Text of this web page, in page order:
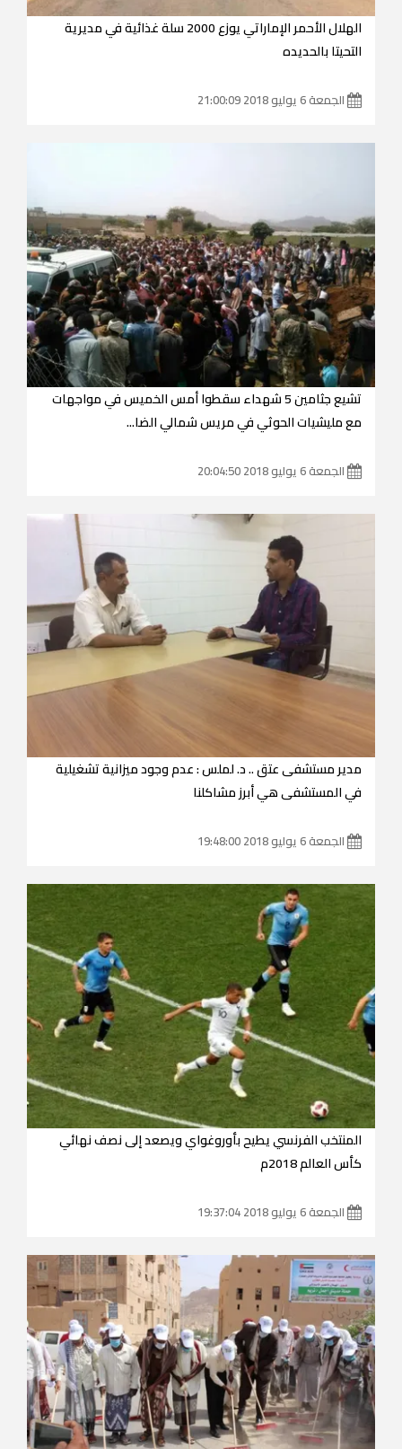
الهلال الأحمر الإماراتي يوزع 2000 سلة غذائية في مديرية
التحيتا بالحديده
الجمعة 6 يوليو 2018 21:00:09
تشيع جثامين 5 شهداء سقطوا أمس الخميس في مواجهات
مع مليشيات الحوثي في مريس شمالي الضا...
الجمعة 6 يوليو 2018 20:04:50
مدير مستشفى عتق .. د. لملس : عدم وجود ميزانية تشغيلية
في المستشفى هي أبرز مشاكلنا
الجمعة 6 يوليو 2018 19:48:00
المنتخب الفرنسي يطيح بأوروغواي ويصعد إلى نصف نهائي
كأس العالم 2018م
الجمعة 6 يوليو 2018 19:37:04